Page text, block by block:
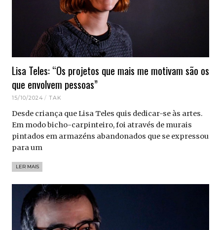
Lisa Teles: “Os projetos que mais me motivam são os
que envolvem pessoas”
15/10/2024 TAK
Desde criança que Lisa Teles quis dedicar-se às artes.
Em modo bicho-carpinteiro, foi através de murais
pintados em armazéns abandonados que se expressou
para um
LER MAIS